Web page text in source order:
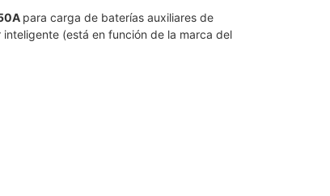
para carga de baterías auxiliares de
(está en función de la marca del